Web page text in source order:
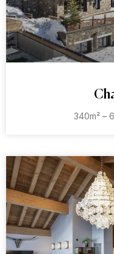
340m² –